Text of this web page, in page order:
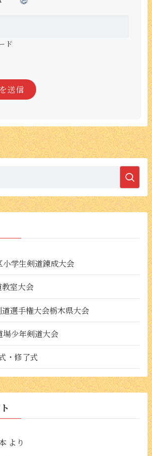
ド
学生剣道錬成大会
室大会
選手権大会栃木県大会
少年剣道大会
・修了式
より